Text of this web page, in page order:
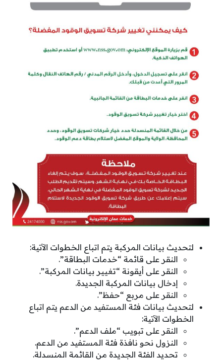
لتحديث بيانات المركبة يتم اتباع الخطوات الآتية:
النقر على قائمة “خدمات البطاقة”.
النقر على أيقونة “تغيير بيانات المركبة”.
إدخال بيانات المركبة الجديدة.
النقر على مربع “حفظ”.
لتحديث بيانات فئة المستفيد من الدعم يتم اتباع
الخطوات الآتية:
النقر على تبويب “ملف الدعم”.
النزول نحو نافذة فئة المستفيد من الدعم.
تحديد الفئة الجديدة من القائمة المنسدلة.